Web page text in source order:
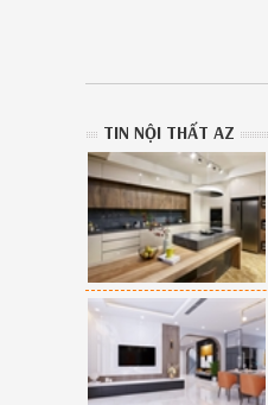
TIN NỘI THẤT AZ